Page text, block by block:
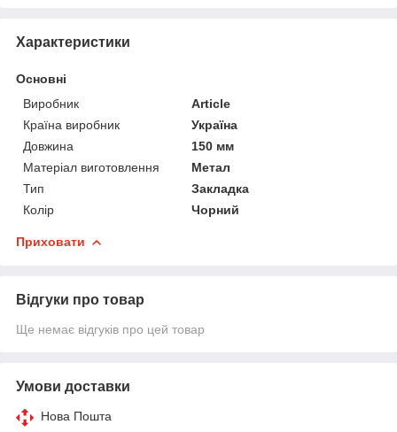
Характеристики
Основні
Виробник
Article
Країна виробник
Україна
Довжина
150 мм
Матеріал виготовлення
Метал
Тип
Закладка
Колір
Чорний
Приховати
Відгуки про товар
Ще немає відгуків про цей товар
Умови доставки
Нова Пошта